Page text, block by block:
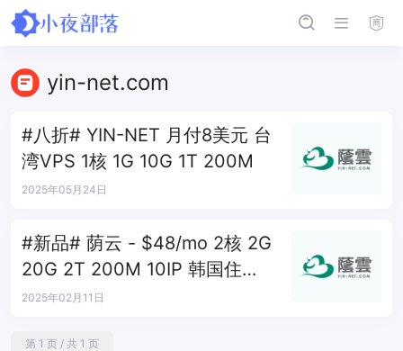
yin-net.com
#八折# YIN-NET 月付8美元 台
湾VPS 1核 1G 10G 1T 200M
2025年05月24日
#新品# 荫云 - $48/mo 2核 2G
20G 2T 200M 10IP 韩国住宅
双ISP
2025年02月11日
第 1 页 / 共 1 页